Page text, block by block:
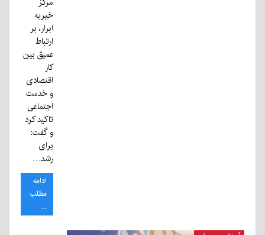
خیریه
ابرار، بر
ارتباط
عمیق بین
کار
اقتصادی
و خدمت
اجتماعی
تاکید کرد
و گفت:
برای
رشد…
ادامه
مطلب
...